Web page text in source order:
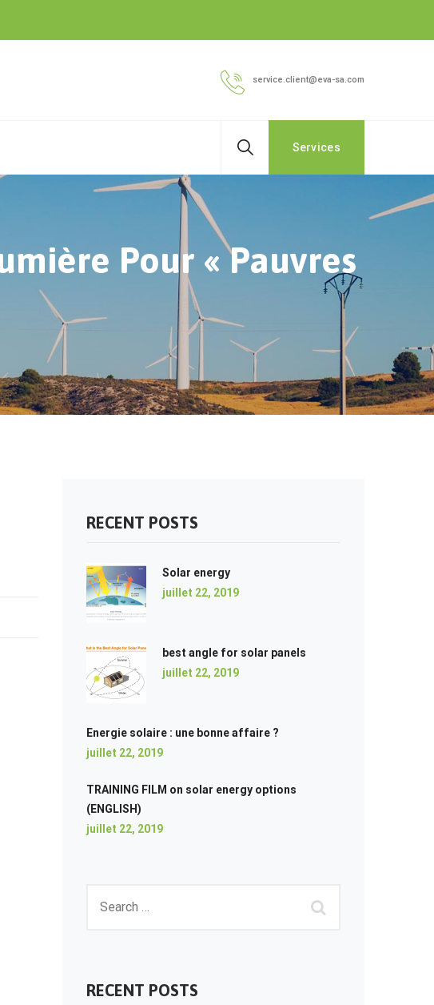
service.client@eva-sa.com
Services
Pour « Pauvres
RECENT POSTS
Solar energy
juillet 22, 2019
best angle for solar panels
juillet 22, 2019
Energie solaire : une bonne affaire ?
juillet 22, 2019
TRAINING FILM on solar energy options
(ENGLISH)
juillet 22, 2019
RECENT POSTS